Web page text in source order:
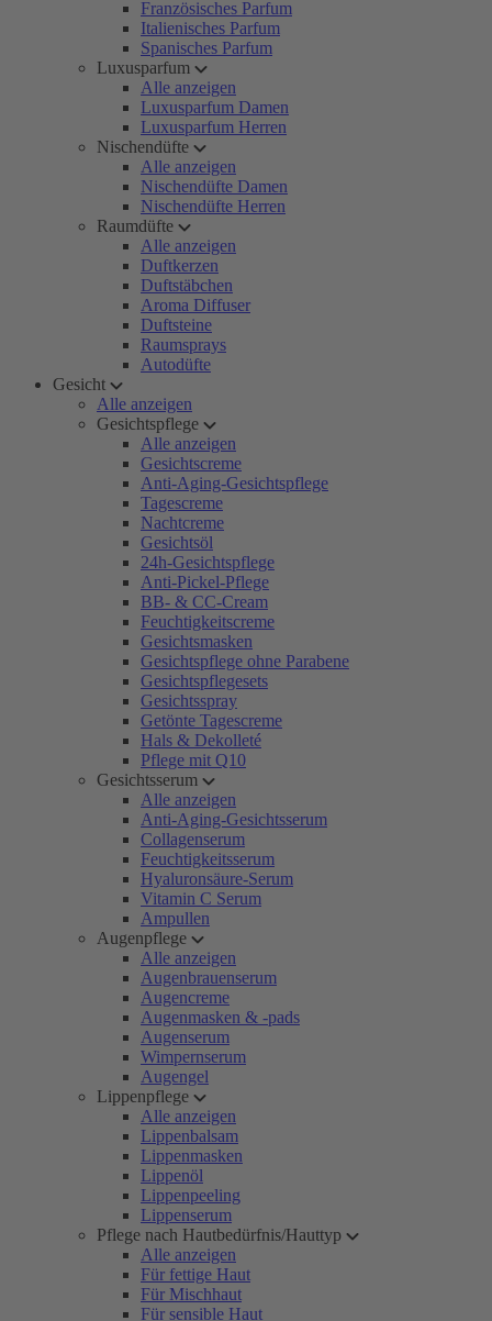
Französisches Parfum
Italienisches Parfum
Spanisches Parfum
Luxusparfum
Alle anzeigen
Luxusparfum Damen
Luxusparfum Herren
Nischendüfte
Alle anzeigen
Nischendüfte Damen
Nischendüfte Herren
Raumdüfte
Alle anzeigen
Duftkerzen
Duftstäbchen
Aroma Diffuser
Duftsteine
Raumsprays
Autodüfte
Gesicht
Alle anzeigen
Gesichtspflege
Alle anzeigen
Gesichtscreme
Anti-Aging-Gesichtspflege
Tagescreme
Nachtcreme
Gesichtsöl
24h-Gesichtspflege
Anti-Pickel-Pflege
BB- & CC-Cream
Feuchtigkeitscreme
Gesichtsmasken
Gesichtspflege ohne Parabene
Gesichtspflegesets
Gesichtsspray
Getönte Tagescreme
Hals & Dekolleté
Pflege mit Q10
Gesichtsserum
Alle anzeigen
Anti-Aging-Gesichtsserum
Collagenserum
Feuchtigkeitsserum
Hyaluronsäure-Serum
Vitamin C Serum
Ampullen
Augenpflege
Alle anzeigen
Augenbrauenserum
Augencreme
Augenmasken & -pads
Augenserum
Wimpernserum
Augengel
Lippenpflege
Alle anzeigen
Lippenbalsam
Lippenmasken
Lippenöl
Lippenpeeling
Lippenserum
Pflege nach Hautbedürfnis/Hauttyp
Alle anzeigen
Für fettige Haut
Für Mischhaut
Für sensible Haut